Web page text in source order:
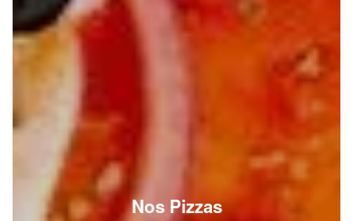
Nos Pizzas